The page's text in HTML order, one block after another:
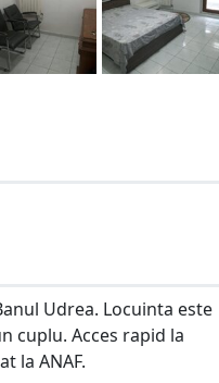
Udrea. Locuinta este
cuplu. Acces rapid la
la ANAF.